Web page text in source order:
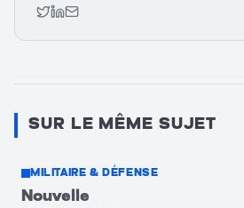
SUR LE MÊME SUJET
MILITAIRE & DÉFENSE
Nouvelle